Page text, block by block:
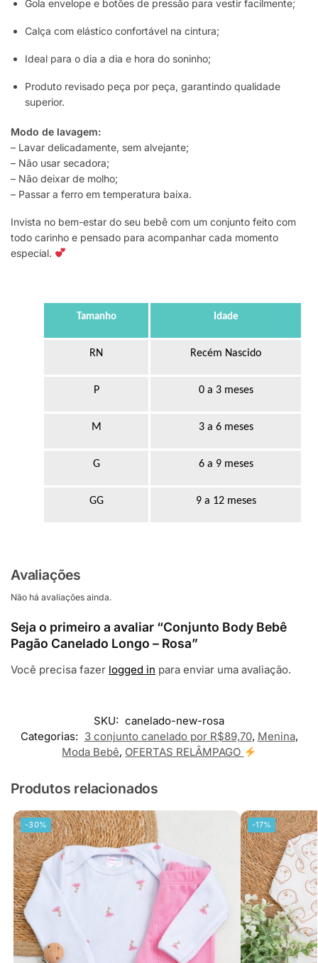
Gola envelope e botões de pressão para vestir facilmente;
Calça com elástico confortável na cintura;
Ideal para o dia a dia e hora do soninho;
Produto revisado peça por peça, garantindo qualidade
superior.
Modo de lavagem:
– Lavar delicadamente, sem alvejante;
– Não usar secadora;
– Não deixar de molho;
– Passar a ferro em temperatura baixa.
Invista no bem-estar do seu bebê com um conjunto feito com
todo carinho e pensado para acompanhar cada momento
especial.
Tamanho Idade
RN Recém Nascido
P 0 a 3 meses
M 3 a 6 meses
G 6 a 9 meses
GG 9 a 12 meses
Avaliações
Não há avaliações ainda.
Seja o primeiro a avaliar “Conjunto Body Bebê
Pagão Canelado Longo – Rosa”
Você precisa fazer logged in para enviar uma avaliação.
SKU: canelado-new-rosa
Categorias: 3 conjunto canelado por R$89,70, Menina,
Moda Bebê, OFERTAS RELÂMPAGO
Produtos relacionados
-30% -17%